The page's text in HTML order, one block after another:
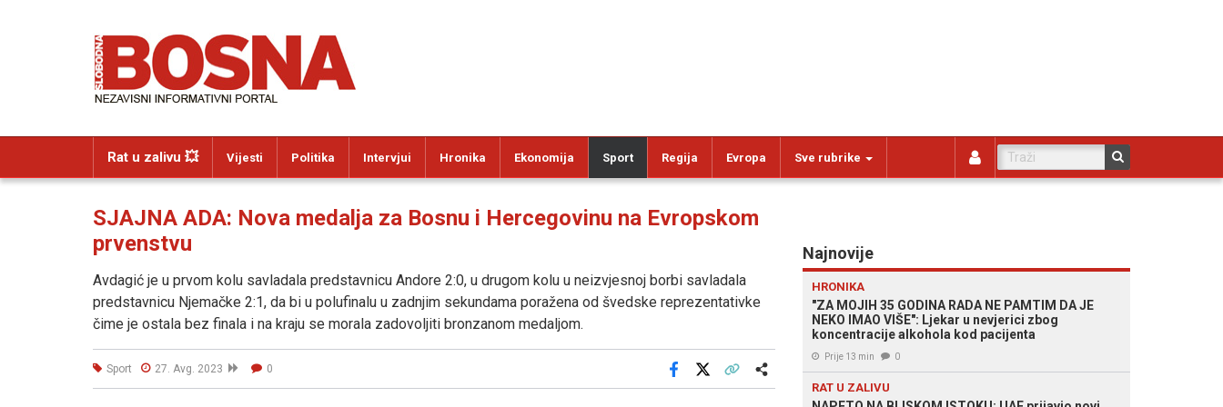
Rat u zalivu 💥 Vijesti Politika Intervjui Hronika Ekonomija Sport Regija Evropa Sve rubrike
SJAJNA ADA: Nova medalja za Bosnu i Hercegovinu na Evropskom
prvenstvu
Avdagić je u prvom kolu savladala predstavnicu Andore 2:0, u drugom kolu u neizvjesnoj borbi savladala
predstavnicu Njemačke 2:1, da bi u polufinalu u zadnjim sekundama poražena od švedske reprezentativke
čime je ostala bez finala i na kraju se morala zadovoljiti bronzanom medaljom.
Sport 27. Avg. 2023 0
Facebook
Najnovije
HRONIKA
"ZA MOJIH 35 GODINA RADA NE PAMTIM DA JE
NEKO IMAO VIŠE": Ljekar u nevjerici zbog
koncentracije alkohola kod pacijenta
Prije 13 min 0
RAT U ZALIVU